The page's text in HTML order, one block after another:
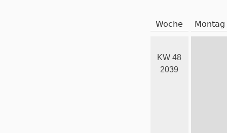
Woche Montag
KW 48
2039